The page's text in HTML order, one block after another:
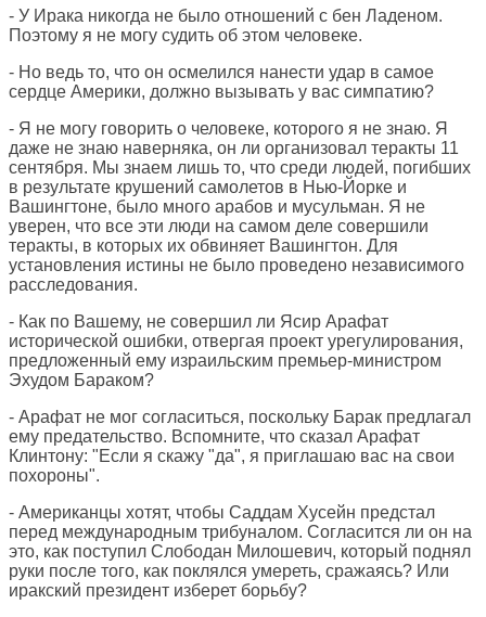
- У Ирака никогда не было отношений с бен Ладеном.
Поэтому я не могу судить об этом человеке.
- Но ведь то, что он осмелился нанести удар в самое
сердце Америки, должно вызывать у вас симпатию?
- Я не могу говорить о человеке, которого я не знаю. Я
даже не знаю наверняка, он ли организовал теракты 11
сентября. Мы знаем лишь то, что среди людей, погибших
в результате крушений самолетов в Нью-Йорке и
Вашингтоне, было много арабов и мусульман. Я не
уверен, что все эти люди на самом деле совершили
теракты, в которых их обвиняет Вашингтон. Для
установления истины не было проведено независимого
расследования.
- Как по Вашему, не совершил ли Ясир Арафат
исторической ошибки, отвергая проект урегулирования,
предложенный ему израильским премьер-министром
Эхудом Бараком?
- Арафат не мог согласиться, поскольку Барак предлагал
ему предательство. Вспомните, что сказал Арафат
Клинтону: "Если я скажу "да", я приглашаю вас на свои
похороны".
- Американцы хотят, чтобы Саддам Хусейн предстал
перед международным трибуналом. Согласится ли он на
это, как поступил Слободан Милошевич, который поднял
руки после того, как поклялся умереть, сражаясь? Или
иракский президент изберет борьбу?